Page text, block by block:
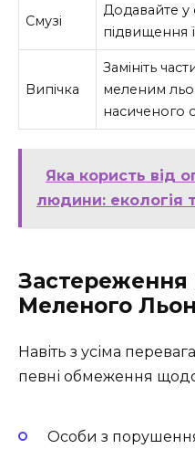
Смузі
Додавайте у
підвищення
Випічка
Замініть
меленим
насиченого
Яка користь від
людини: екологія
Меленого
Навіть з усіма
певні обмеження
Особи з